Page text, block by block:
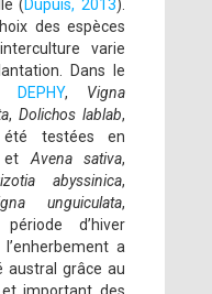
(Dupuis, 2013).
des espèces
varie
Dans le
DEPHY, Vigna
, Dolichos lablab,
testées en
et Avena sativa,
abyssinica,
unguiculata,
d’hiver
a
austral grâce au